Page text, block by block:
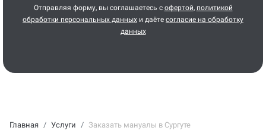
Отправляя форму, вы соглашаетесь с офертой, политикой
обработки персональных данных и даёте согласие на обработку
данных
Главная Услуги Заказать мануалы в Сургуте